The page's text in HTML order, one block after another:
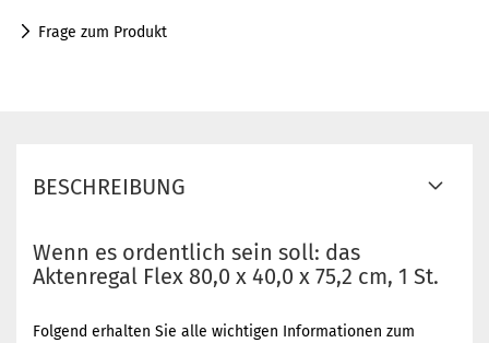
Frage zum Produkt
BESCHREIBUNG
Wenn es ordentlich sein soll: das
Aktenregal Flex 80,0 x 40,0 x 75,2 cm, 1 St.
Folgend erhalten Sie alle wichtigen Informationen zum